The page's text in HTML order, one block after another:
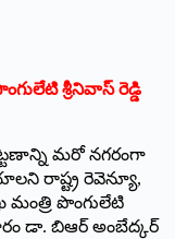
శ్రీనివాస్‌ ‌రెడ్డి
మరో నగరంగా
రాష్ట్ర రెవెన్యూ,
పొంగులేటి
డా. బిఆర్‌ అం‌బేద్కర్‌